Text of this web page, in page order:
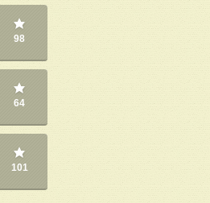
98
64
101